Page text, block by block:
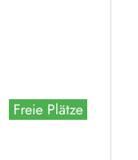
Freie Plätze